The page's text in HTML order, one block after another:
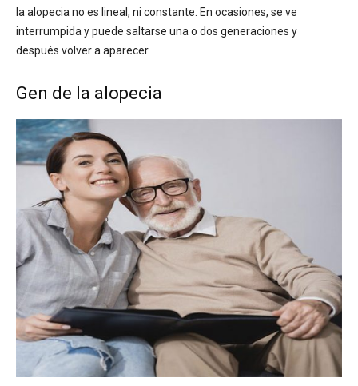
la alopecia no es lineal, ni constante. En ocasiones, se ve
interrumpida y puede saltarse una o dos generaciones y
después volver a aparecer.
Gen de la alopecia